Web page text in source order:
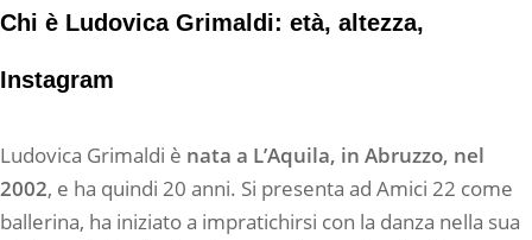
Chi è Ludovica Grimaldi: età, altezza,
Instagram
Ludovica Grimaldi è nata a L’Aquila, in Abruzzo, nel
2002, e ha quindi 20 anni. Si presenta ad Amici 22 come
ballerina, ha iniziato a impratichirsi con la danza nella sua